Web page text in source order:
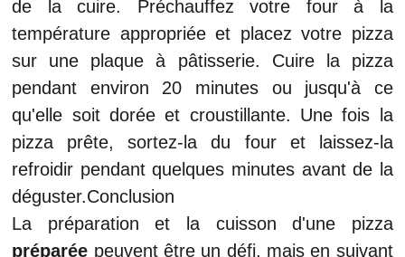
de la cuire. Préchauffez votre four à la
température appropriée et placez votre pizza
sur une plaque à pâtisserie. Cuire la pizza
pendant environ 20 minutes ou jusqu'à ce
qu'elle soit dorée et croustillante. Une fois la
pizza prête, sortez-la du four et laissez-la
refroidir pendant quelques minutes avant de la
déguster.Conclusion
La préparation et la cuisson d'une pizza
préparée peuvent être un défi, mais en suivant